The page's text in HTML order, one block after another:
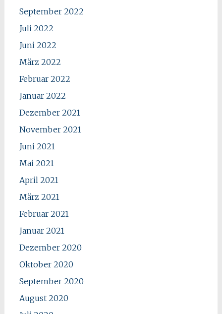
September 2022
Juli 2022
Juni 2022
März 2022
Februar 2022
Januar 2022
Dezember 2021
November 2021
Juni 2021
Mai 2021
April 2021
März 2021
Februar 2021
Januar 2021
Dezember 2020
Oktober 2020
September 2020
August 2020